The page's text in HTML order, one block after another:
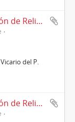
Rescripto de la Sagrada Congregación de Religiosos sobre erección de Noviciado en Salamanca, Roma, 07/05/1930
del P.
Rescripto de la Sagrada Congregación de Religiosos sobre erección de Noviciado, Roma, 09/08/1932